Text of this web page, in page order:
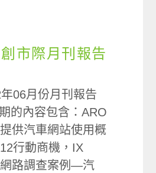
市際月刊報告
06月份月刊報告
的內容包含：ARO
供汽車網站使用概
行動商機，IX
路調查案例—汽